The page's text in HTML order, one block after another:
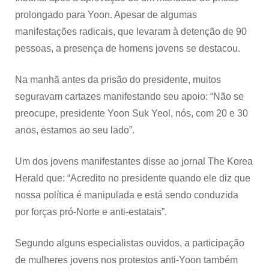
prolongado para Yoon. Apesar de algumas
manifestações radicais, que levaram à detenção de 90
pessoas, a presença de homens jovens se destacou.
Na manhã antes da prisão do presidente, muitos
seguravam cartazes manifestando seu apoio: “Não se
preocupe, presidente Yoon Suk Yeol, nós, com 20 e 30
anos, estamos ao seu lado”.
Um dos jovens manifestantes disse ao jornal The Korea
Herald que: “Acredito no presidente quando ele diz que
nossa política é manipulada e está sendo conduzida
por forças pró-Norte e anti-estatais”.
Segundo alguns especialistas ouvidos, a participação
de mulheres jovens nos protestos anti-Yoon também